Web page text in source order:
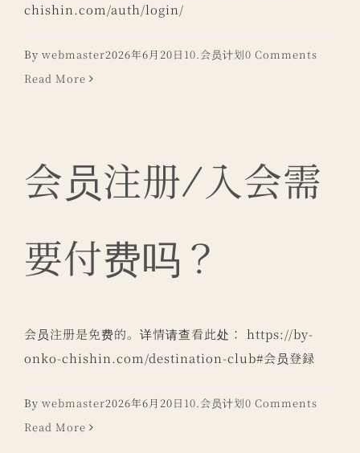
chishin.com/auth/login/
By webmaster2026年6月20日 10.会员计划0 Comments
Read More
会员注册/入会需
要付费吗？
会员注册是免费的。详情请查看此处： https://by-
onko-chishin.com/destination-club#会员登録
By webmaster2026年6月20日 10.会员计划0 Comments
Read More